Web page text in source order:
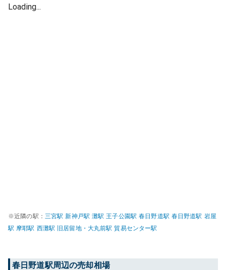
Loading...
※近隣の駅： 三宮駅 新神戸駅 灘駅 王子公園駅 春日野道駅 春日野道駅 岩屋
駅 摩耶駅 西灘駅 旧居留地・大丸前駅 貿易センター駅
春日野道駅周辺の売却相場